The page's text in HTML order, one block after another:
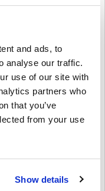
and ads, to
analyse our traffic.
use of our site with
partners who
that you’ve
from your use
Show details
ทัลนั้นรวดเร็วและง่าย
นวันวางจำหน่ายที่
ดส่งทันทีเพื่อรอการ
จะไม่ได้รับการ
5 10 รีวิว
23-08-2025